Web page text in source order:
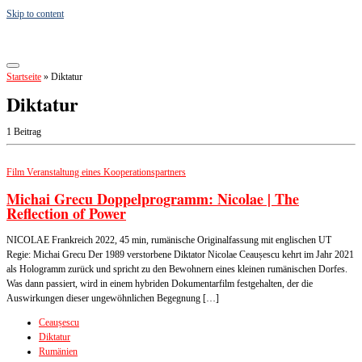
Skip to content
Startseite » Diktatur
Diktatur
1 Beitrag
Film Veranstaltung eines Kooperationspartners
Michai Grecu Doppelprogramm: Nicolae | The
Reflection of Power
NICOLAE Frankreich 2022, 45 min, rumänische Originalfassung mit englischen UT
Regie: Michai Grecu Der 1989 verstorbene Diktator Nicolae Ceaușescu kehrt im Jahr 2021
als Hologramm zurück und spricht zu den Bewohnern eines kleinen rumänischen Dorfes.
Was dann passiert, wird in einem hybriden Dokumentarfilm festgehalten, der die
Auswirkungen dieser ungewöhnlichen Begegnung […]
Ceaușescu
Diktatur
Rumänien